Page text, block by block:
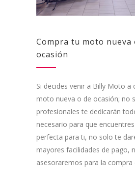
Compra tu moto nueva
ocasión
Si decides venir a Billy Moto a
moto nueva o de ocasión; no
profesionales te dedicarán
necesario para que
perfecta para ti, no solo te
mayores facilidades de pago,
asesoraremos para la